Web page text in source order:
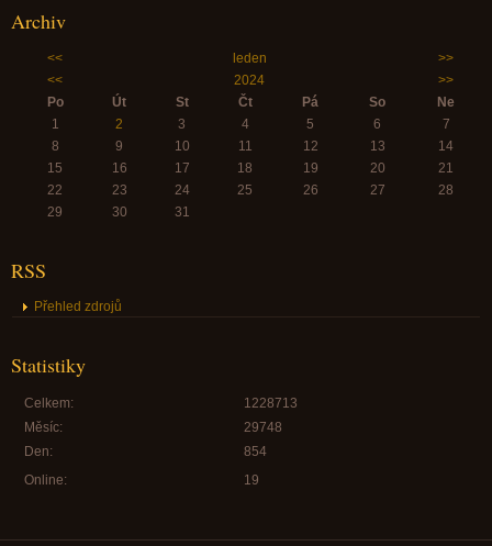
Archiv
<< leden
>>
<<
2024
>>
Po
Út St Čt Pá So
Ne
1
2 3 4 5 6
7
8
9 10 11 12 13
14
15
16 17 18 19 20
21
22
23 24 25 26 27
28
29
30 31
RSS
Přehled zdrojů
Statistiky
Online: 19
Celkem:
1228713
Měsíc:
29748
Den:
854